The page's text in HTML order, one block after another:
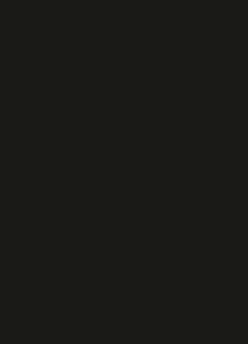
na decisão do Estadual
técnico Walner venceu o rival
a um triunfo do título. O duelo
melhor e abriu vantagem de
visitantes começaram a reação e
o momento e fecharam o set
mesmo ritmo foi imposto em
dominante, os
negros na terceira etapa e
um expressivo 25 a 11.